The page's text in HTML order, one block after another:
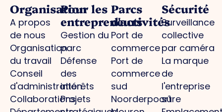
Organisation
A propos
de nous
Organisation
du travail
Conseil
d'administration
Collaborations
Pour les
entrepreneurs
Gestion du
parc
Défense
des
intérêts
Projets
Parcs
d'activités
Port de
commerce
Port de
commerce
sud
Noorderpoort
Sécurité
Surveillance
collective
par caméra
La marque
de
l'entreprise
sûre